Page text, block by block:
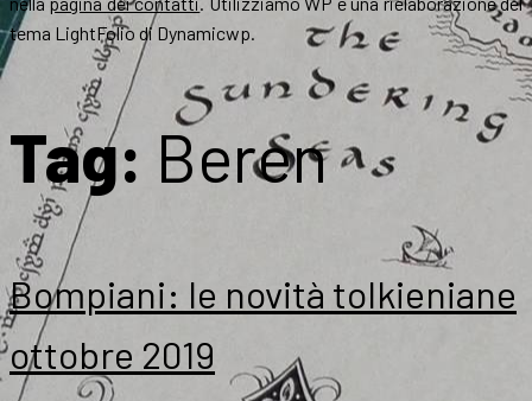
tema LightFolio di Dynamicwp.
Tag: Beren
Bompiani: le novità tolkieniane
ottobre 2019